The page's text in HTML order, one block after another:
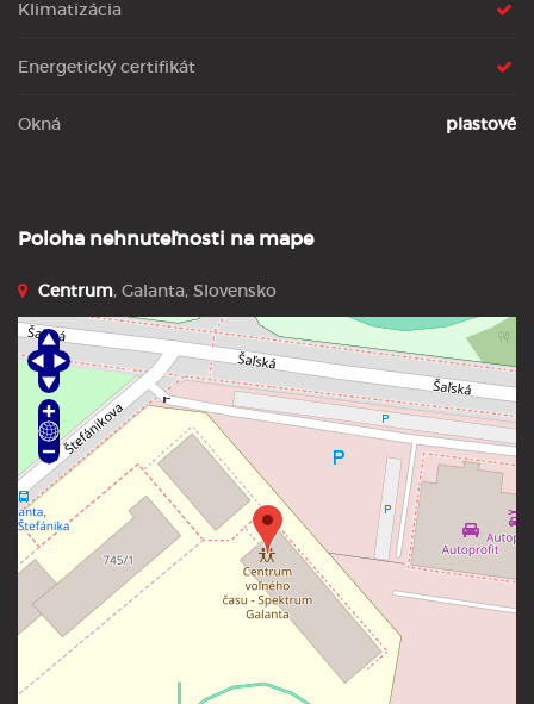
Klimatizácia
Energetický certifikát
Okná plastové
Poloha nehnuteľnosti na mape
Centrum, Galanta, Slovensko